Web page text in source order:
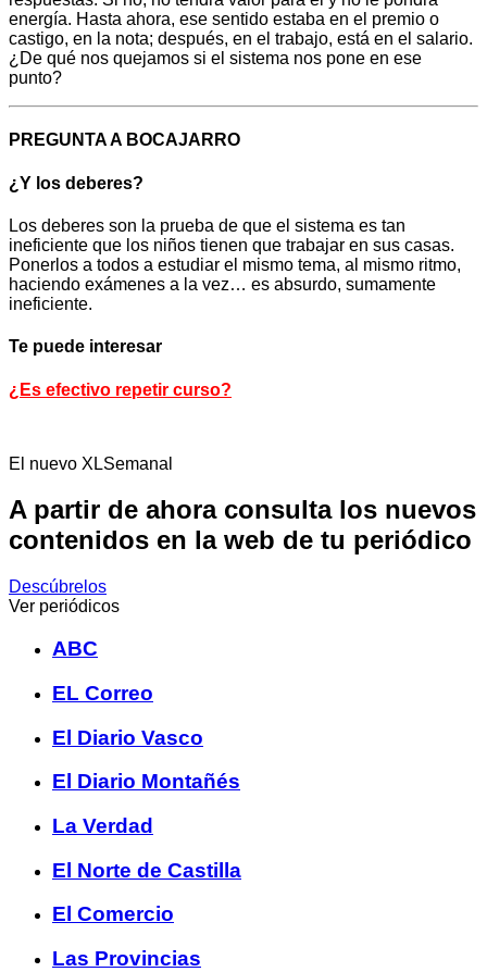
energía. Hasta ahora, ese sentido estaba en el premio o
castigo, en la nota; después, en el trabajo, está en el salario.
¿De qué nos quejamos si el sistema nos pone en ese
punto?
PREGUNTA A BOCAJARRO
¿Y los deberes?
Los deberes son la prueba de que el sistema es tan
ineficiente que los niños tienen que trabajar en sus casas.
Ponerlos a todos a estudiar el mismo tema, al mismo ritmo,
haciendo exámenes a la vez… es absurdo, sumamente
ineficiente.
Te puede interesar
¿Es efectivo repetir curso?
El nuevo XLSemanal
A partir de ahora consulta los nuevos
contenidos en la web de tu periódico
Descúbrelos
Ver periódicos
ABC
EL Correo
El Diario Vasco
El Diario Montañés
La Verdad
El Norte de Castilla
El Comercio
Las Provincias